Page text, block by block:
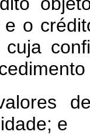
e o
cuja
e